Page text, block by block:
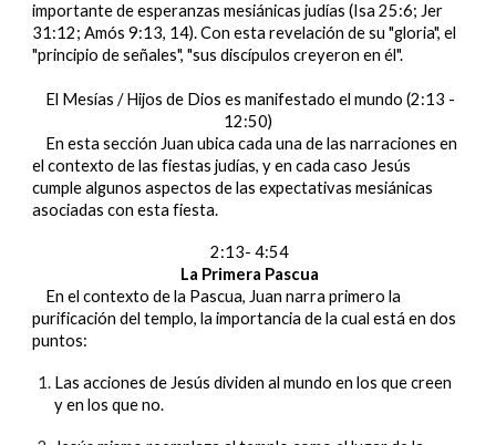
importante de esperanzas mesiánicas judías (Isa 25:6; Jer
31:12; Amós 9:13, 14). Con esta revelación de su "gloria", el
"principio de señales", "sus discípulos creyeron en él".
El Mesías / Hijos de Dios es manifestado el mundo (2:13 -
12:50)
En esta sección Juan ubica cada una de las narraciones en
el contexto de las fiestas judías, y en cada caso Jesús
cumple algunos aspectos de las expectativas mesiánicas
asociadas con esta fiesta.
2:13- 4:54
La Primera Pascua
En el contexto de la Pascua, Juan narra primero la
purificación del templo, la importancia de la cual está en dos
puntos:
Las acciones de Jesús dividen al mundo en los que creen
y en los que no.